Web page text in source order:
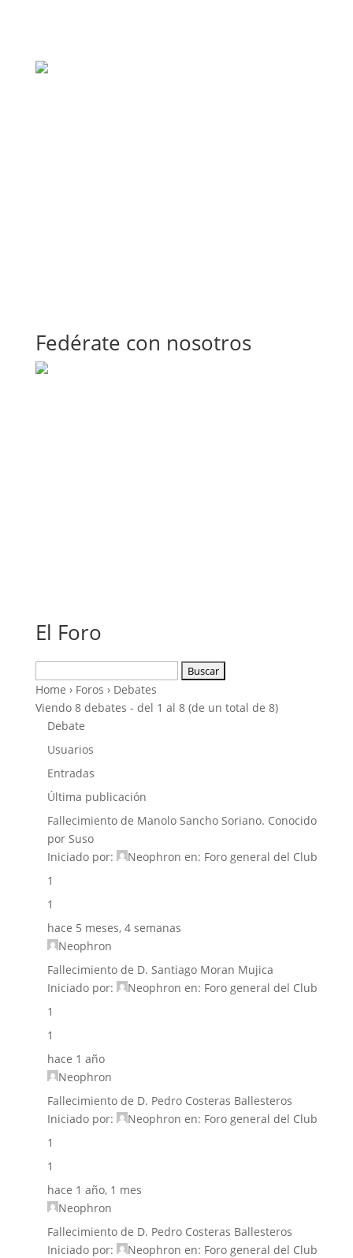
Fedérate con nosotros
El Foro
Home › Foros › Debates
Viendo 8 debates - del 1 al 8 (de un total de 8)
Debate
Usuarios
Entradas
Última publicación
Fallecimiento de Manolo Sancho Soriano. Conocido
por Suso
Iniciado por:
Neophron en: Foro general del Club
1
1
hace 5 meses, 4 semanas
Neophron
Fallecimiento de D. Santiago Moran Mujica
Iniciado por:
Neophron en: Foro general del Club
1
1
hace 1 año
Neophron
Fallecimiento de D. Pedro Costeras Ballesteros
Iniciado por:
Neophron en: Foro general del Club
1
1
hace 1 año, 1 mes
Neophron
Fallecimiento de D. Pedro Costeras Ballesteros
Iniciado por:
Neophron en: Foro general del Club